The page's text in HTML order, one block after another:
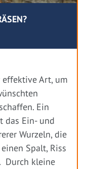
effektive Art, um
Ein
das Ein- und
Wurzeln, die
Spalt, Riss
Durch kleine